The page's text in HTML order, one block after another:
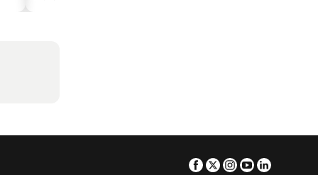
Facebook
TwitterInstagram
Youtube